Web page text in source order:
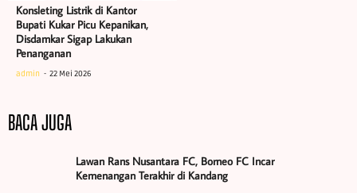
Konsleting Listrik di Kantor
Bupati Kukar Picu Kepanikan,
Disdamkar Sigap Lakukan
Penanganan
admin 22 Mei 2026
BACA JUGA
Lawan Rans Nusantara FC, Borneo FC Incar
Kemenangan Terakhir di Kandang